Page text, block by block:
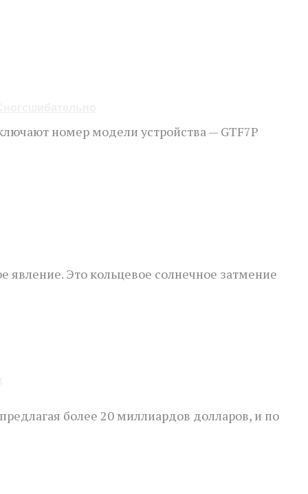
номер модели устройства — GTF7P
Это кольцевое солнечное затмение
более 20 миллиардов долларов, и по